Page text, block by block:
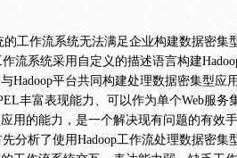
的工作流系统无法满足企业构建数据密集
作流系统采用自定义的描述语言构建
Hadoop平台共同构建处理数据密集型应
丰富表现能力、可以作为单个Web服
用的能力，是一个解决现有问题的有效
分析了使用Hadoop工作流处理数据密集